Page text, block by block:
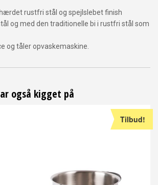
rustfri stål og spejlslebet finish
og med den traditionelle bi i rustfri stål som
og tåler opvaskemaskine.
også kigget på
Tilbud!